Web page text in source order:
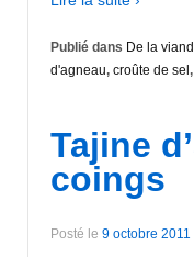
Publié dans De la
d'agneau, croûte de sel ,
Tajine
coings
Posté le 9 octobre 2011